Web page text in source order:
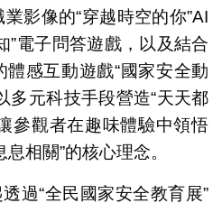
影像的“穿越時空的你”AI
”電子問答遊戲，以及結合
感互動遊戲“國家安全動
多元科技手段營造“天天都
參觀者在趣味體驗中領悟
相關”的核心理念。
過“全民國家安全教育展”